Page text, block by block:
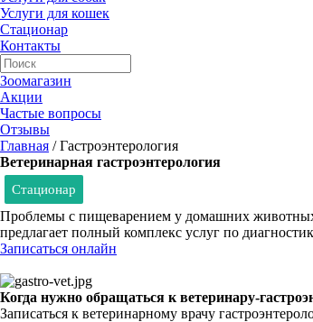
Услуги для кошек
Стационар
Контакты
Зоомагазин
Акции
Частые вопросы
Отзывы
Главная /Гастроэнтерология
Ветеринарная гастроэнтерология
Стационар
Проблемы с пищеварением у домашних животных
предлагает полный комплекс услуг по
Записаться онлайн
Когда нужно обращаться к ветеринару-
Записаться к ветеринарному врачу